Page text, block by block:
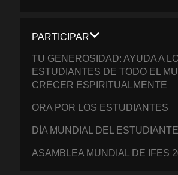
PARTICIPAR
TU GENEROSIDAD: AYUDA A
ESTUDIANTES DE TODO EL
CRECER ESPIRITUALMENTE
ORA POR LOS ESTUDIANTES
DÍA MUNDIAL DEL ESTUDIANTE
ASAMBLEA MUNDIAL DE IFES